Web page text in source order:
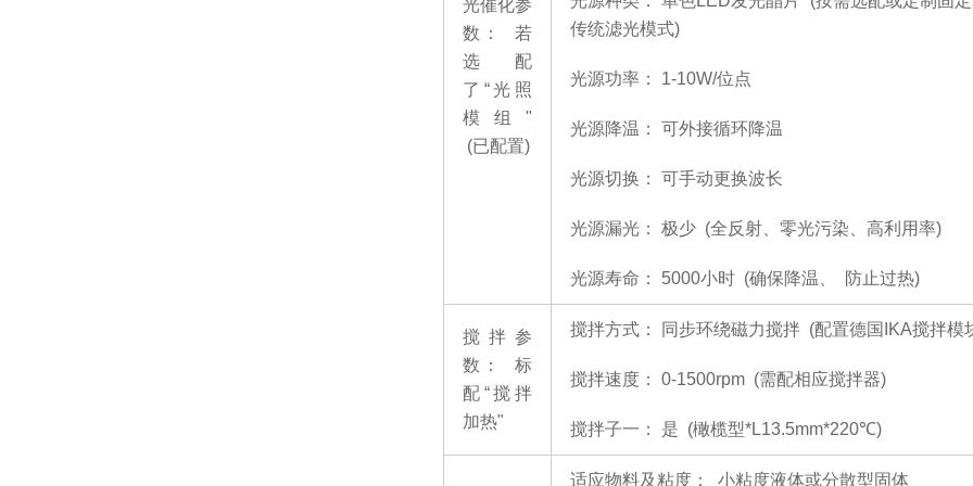
光催化参
数：
若
选配
了 “光照
模组"
(已配置)
传统滤光模式)
光源功率： 1-10W/位点
光源降温： 可外接循环降温
光源切换： 可手动更换波长
光源漏光： 极少 (全反射、零光污染、高利用率)
光源寿命： 5000小时 (确保降温、 防止过热)
搅拌参
数：
标
配 “搅拌
加热"
搅拌方式： 同步环绕磁力搅拌 (配置德国IKA搅拌模
搅拌速度： 0-1500rpm (需配相应搅拌器)
搅拌子一： 是 (橄榄型*L13.5mm*220℃)
适应物料及粘度： 小粘度液体或分散型固体